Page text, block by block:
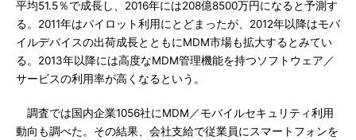
平均51.5％で成長し、2016年には208億8500万円になると予測す
る。2011年はパイロット利用にとどまったが、2012年以降はモバ
イルデバイスの出荷成長とともにMDM市場も拡大するとみてい
る。2013年以降には高度なMDM管理機能を持つソフトウェア／
サービスの利用率が高くなるという。
調査では国内企業1056社にMDM／モバイルセキュリティ利用
動向も調べた。その結果、会社支給で従業員にスマートフォンを